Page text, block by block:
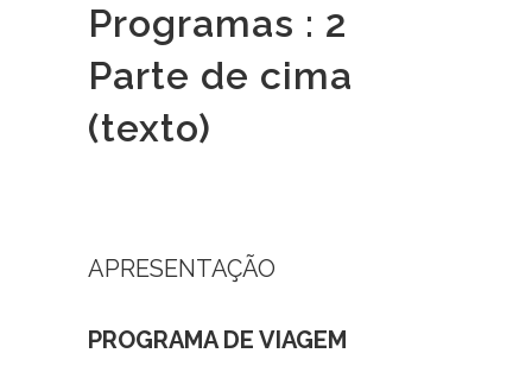
Programas : 2
Parte de cima
(texto)
APRESENTAÇÃO
PROGRAMA DE VIAGEM